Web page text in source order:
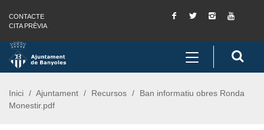
Saltar al contingut
Saltar a la navegació
Informació de contacte
CONTACTE
CITA PRÈVIA
Facebook
Twitter Instagram
Toggle
navigation
Inici Ajuntament Recursos
Ban informatiu obres Ronda
Monestir.pdf